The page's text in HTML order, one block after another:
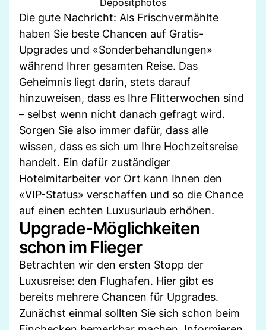
Die gute Nachricht: Als Frischvermählte
haben Sie beste Chancen auf Gratis-
Upgrades und «Sonderbehandlungen»
während Ihrer gesamten Reise. Das
Geheimnis liegt darin, stets darauf
hinzuweisen, dass es Ihre Flitterwochen sind
– selbst wenn nicht danach gefragt wird.
Sorgen Sie also immer dafür, dass alle
wissen, dass es sich um Ihre Hochzeitsreise
handelt. Ein dafür zuständiger
Hotelmitarbeiter vor Ort kann Ihnen den
«VIP-Status» verschaffen und so die Chance
auf einen echten Luxusurlaub erhöhen.
Upgrade-Möglichkeiten
schon im Flieger
Betrachten wir den ersten Stopp der
Luxusreise: den Flughafen. Hier gibt es
bereits mehrere Chancen für Upgrades.
Zunächst einmal sollten Sie sich schon beim